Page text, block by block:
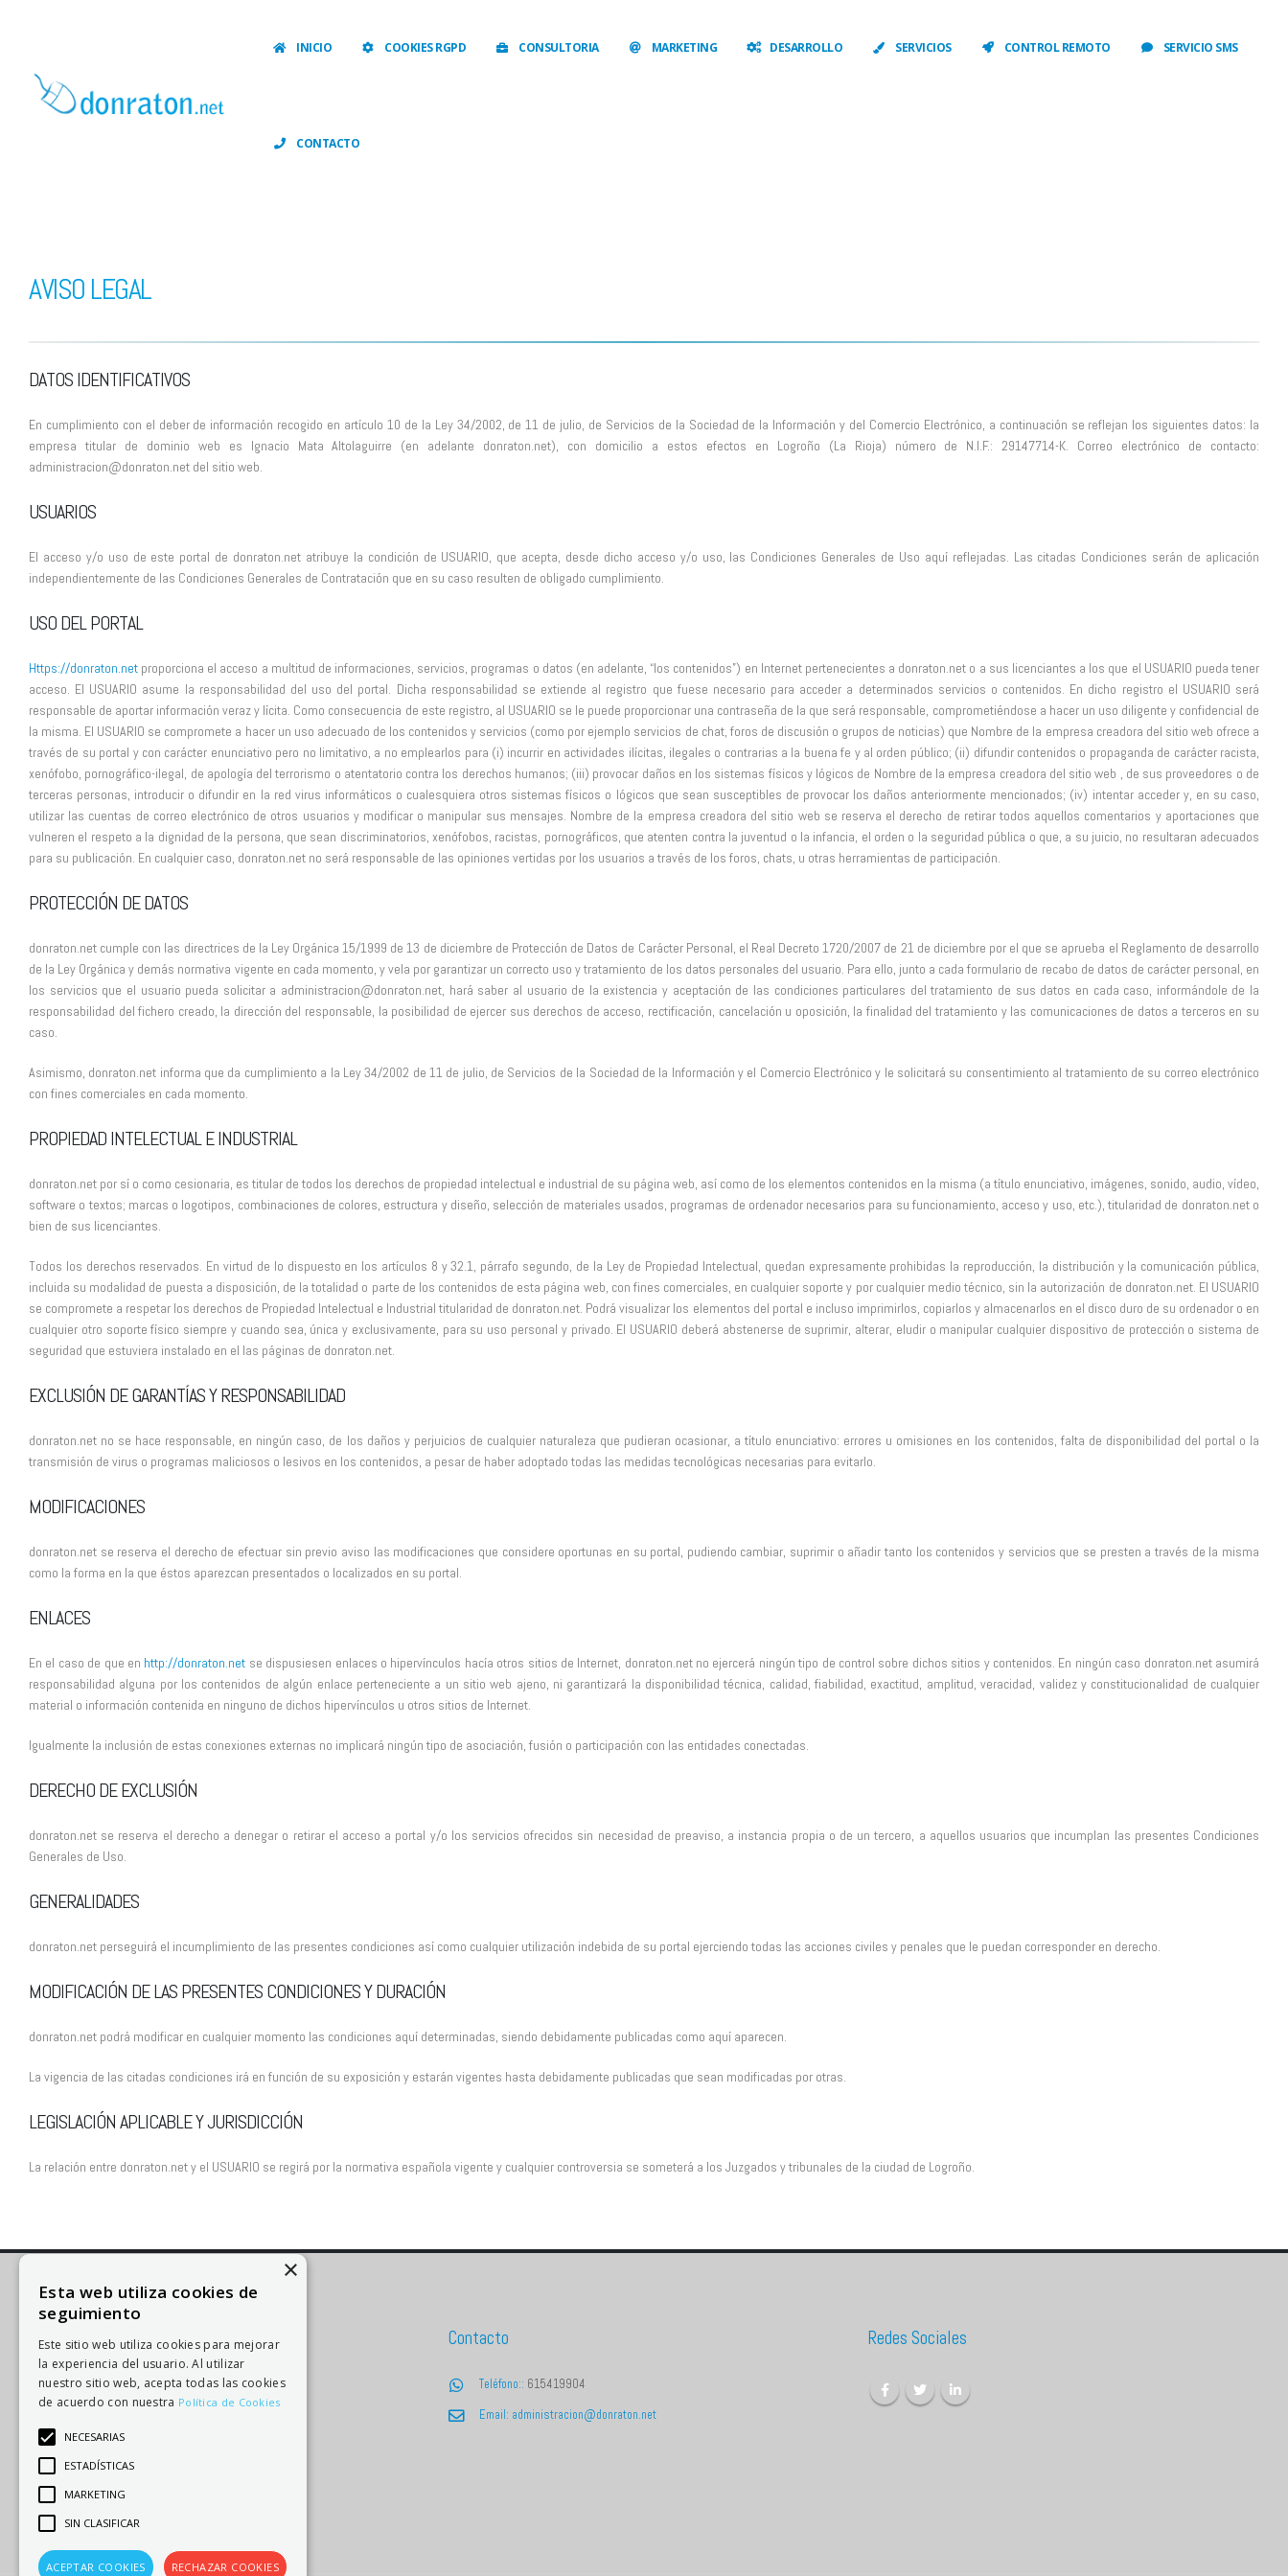
INICIO COOKIES RGPD CONSULTORIA MARKETING DESARROLLO SERVICIOS CONTROL REMOTO SERVICIO SMS
CONTACTO
AVISO LEGAL
DATOS IDENTIFICATIVOS
En cumplimiento con el deber de información recogido en artículo 10 de la Ley 34/2002, de 11 de julio, de Servicios de la Sociedad de la Información y del Comercio Electrónico, a continuación se reflejan los siguientes datos: la
empresa titular de dominio web es Ignacio Mata Altolaguirre (en adelante donraton.net), con domicilio a estos efectos en Logroño (La Rioja) número de N.I.F.: 29147714-K. Correo electrónico de contacto:
administracion@donraton.net del sitio web.
USUARIOS
El acceso y/o uso de este portal de donraton.net atribuye la condición de USUARIO, que acepta, desde dicho acceso y/o uso, las Condiciones Generales de Uso aquí reflejadas. Las citadas Condiciones serán de aplicación
independientemente de las Condiciones Generales de Contratación que en su caso resulten de obligado cumplimiento.
USO DEL PORTAL
Https://donraton.net proporciona el acceso a multitud de informaciones, servicios, programas o datos (en adelante, “los contenidos”) en Internet pertenecientes a donraton.net o a sus licenciantes a los que el USUARIO pueda tener
acceso. El USUARIO asume la responsabilidad del uso del portal. Dicha responsabilidad se extiende al registro que fuese necesario para acceder a determinados servicios o contenidos. En dicho registro el USUARIO será
responsable de aportar información veraz y lícita. Como consecuencia de este registro, al USUARIO se le puede proporcionar una contraseña de la que será responsable, comprometiéndose a hacer un uso diligente y confidencial de
la misma. El USUARIO se compromete a hacer un uso adecuado de los contenidos y servicios (como por ejemplo servicios de chat, foros de discusión o grupos de noticias) que Nombre de la empresa creadora del sitio web ofrece a
través de su portal y con carácter enunciativo pero no limitativo, a no emplearlos para (i) incurrir en actividades ilícitas, ilegales o contrarias a la buena fe y al orden público; (ii) difundir contenidos o propaganda de carácter racista,
xenófobo, pornográfico-ilegal, de apología del terrorismo o atentatorio contra los derechos humanos; (iii) provocar daños en los sistemas físicos y lógicos de Nombre de la empresa creadora del sitio web , de sus proveedores o de
terceras personas, introducir o difundir en la red virus informáticos o cualesquiera otros sistemas físicos o lógicos que sean susceptibles de provocar los daños anteriormente mencionados; (iv) intentar acceder y, en su caso,
utilizar las cuentas de correo electrónico de otros usuarios y modificar o manipular sus mensajes. Nombre de la empresa creadora del sitio web se reserva el derecho de retirar todos aquellos comentarios y aportaciones que
vulneren el respeto a la dignidad de la persona, que sean discriminatorios, xenófobos, racistas, pornográficos, que atenten contra la juventud o la infancia, el orden o la seguridad pública o que, a su juicio, no resultaran adecuados
para su publicación. En cualquier caso, donraton.net no será responsable de las opiniones vertidas por los usuarios a través de los foros, chats, u otras herramientas de participación.
PROTECCIÓN DE DATOS
donraton.net cumple con las directrices de la Ley Orgánica 15/1999 de 13 de diciembre de Protección de Datos de Carácter Personal, el Real Decreto 1720/2007 de 21 de diciembre por el que se aprueba el Reglamento de desarrollo
de la Ley Orgánica y demás normativa vigente en cada momento, y vela por garantizar un correcto uso y tratamiento de los datos personales del usuario. Para ello, junto a cada formulario de recabo de datos de carácter personal, en
los servicios que el usuario pueda solicitar a administracion@donraton.net, hará saber al usuario de la existencia y aceptación de las condiciones particulares del tratamiento de sus datos en cada caso, informándole de la
responsabilidad del fichero creado, la dirección del responsable, la posibilidad de ejercer sus derechos de acceso, rectificación, cancelación u oposición, la finalidad del tratamiento y las comunicaciones de datos a terceros en su
caso.
Asimismo, donraton.net informa que da cumplimiento a la Ley 34/2002 de 11 de julio, de Servicios de la Sociedad de la Información y el Comercio Electrónico y le solicitará su consentimiento al tratamiento de su correo electrónico
con fines comerciales en cada momento.
PROPIEDAD INTELECTUAL E INDUSTRIAL
donraton.net por sí o como cesionaria, es titular de todos los derechos de propiedad intelectual e industrial de su página web, así como de los elementos contenidos en la misma (a título enunciativo, imágenes, sonido, audio, vídeo,
software o textos; marcas o logotipos, combinaciones de colores, estructura y diseño, selección de materiales usados, programas de ordenador necesarios para su funcionamiento, acceso y uso, etc.), titularidad de donraton.net o
bien de sus licenciantes.
Todos los derechos reservados. En virtud de lo dispuesto en los artículos 8 y 32.1, párrafo segundo, de la Ley de Propiedad Intelectual, quedan expresamente prohibidas la reproducción, la distribución y la comunicación pública,
incluida su modalidad de puesta a disposición, de la totalidad o parte de los contenidos de esta página web, con fines comerciales, en cualquier soporte y por cualquier medio técnico, sin la autorización de donraton.net. El USUARIO
se compromete a respetar los derechos de Propiedad Intelectual e Industrial titularidad de donraton.net. Podrá visualizar los elementos del portal e incluso imprimirlos, copiarlos y almacenarlos en el disco duro de su ordenador o en
cualquier otro soporte físico siempre y cuando sea, única y exclusivamente, para su uso personal y privado. El USUARIO deberá abstenerse de suprimir, alterar, eludir o manipular cualquier dispositivo de protección o sistema de
seguridad que estuviera instalado en el las páginas de donraton.net.
EXCLUSIÓN DE GARANTÍAS Y RESPONSABILIDAD
donraton.net no se hace responsable, en ningún caso, de los daños y perjuicios de cualquier naturaleza que pudieran ocasionar, a título enunciativo: errores u omisiones en los contenidos, falta de disponibilidad del portal o la
transmisión de virus o programas maliciosos o lesivos en los contenidos, a pesar de haber adoptado todas las medidas tecnológicas necesarias para evitarlo.
MODIFICACIONES
donraton.net se reserva el derecho de efectuar sin previo aviso las modificaciones que considere oportunas en su portal, pudiendo cambiar, suprimir o añadir tanto los contenidos y servicios que se presten a través de la misma
como la forma en la que éstos aparezcan presentados o localizados en su portal.
ENLACES
En el caso de que en http://donraton.net se dispusiesen enlaces o hipervínculos hacía otros sitios de Internet, donraton.net no ejercerá ningún tipo de control sobre dichos sitios y contenidos. En ningún caso donraton.net asumirá
responsabilidad alguna por los contenidos de algún enlace perteneciente a un sitio web ajeno, ni garantizará la disponibilidad técnica, calidad, fiabilidad, exactitud, amplitud, veracidad, validez y constitucionalidad de cualquier
material o información contenida en ninguno de dichos hipervínculos u otros sitios de Internet.
Igualmente la inclusión de estas conexiones externas no implicará ningún tipo de asociación, fusión o participación con las entidades conectadas.
DERECHO DE EXCLUSIÓN
donraton.net se reserva el derecho a denegar o retirar el acceso a portal y/o los servicios ofrecidos sin necesidad de preaviso, a instancia propia o de un tercero, a aquellos usuarios que incumplan las presentes Condiciones
Generales de Uso.
GENERALIDADES
donraton.net perseguirá el incumplimiento de las presentes condiciones así como cualquier utilización indebida de su portal ejerciendo todas las acciones civiles y penales que le puedan corresponder en derecho.
MODIFICACIÓN DE LAS PRESENTES CONDICIONES Y DURACIÓN
donraton.net podrá modificar en cualquier momento las condiciones aquí determinadas, siendo debidamente publicadas como aquí aparecen.
La vigencia de las citadas condiciones irá en función de su exposición y estarán vigentes hasta debidamente publicadas que sean modificadas por otras.
LEGISLACIÓN APLICABLE Y JURISDICCIÓN
La relación entre donraton.net y el USUARIO se regirá por la normativa española vigente y cualquier controversia se someterá a los Juzgados y tribunales de la ciudad de Logroño.
Documentos Legales
Política de Privacidad
Condiciones de Compra
Contacto
Teléfono:: 615419904
Email: administracion@donraton.net
Redes Sociales
×
Esta web utiliza cookies de
seguimiento
Este sitio web utiliza cookies para mejorar
la experiencia del usuario. Al utilizar
nuestro sitio web, acepta todas las cookies
de acuerdo con nuestra Política de Cookies
NECESARIAS
ESTADÍSTICAS
MARKETING
SIN CLASIFICAR
ACEPTAR COOKIES RECHAZAR COOKIES